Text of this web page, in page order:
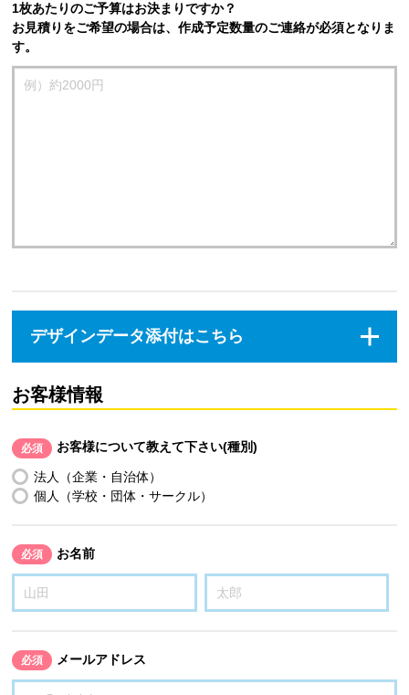
1枚あたりのご予算はお決まりですか？
お見積りをご希望の場合は、作成予定数量のご連絡が必須となりま
す。
デザインデータ添付はこちら
お客様情報
必須 お客様について教えて下さい(種別)
法人（企業・自治体）
個人（学校・団体・サークル）
必須 お名前
必須 メールアドレス